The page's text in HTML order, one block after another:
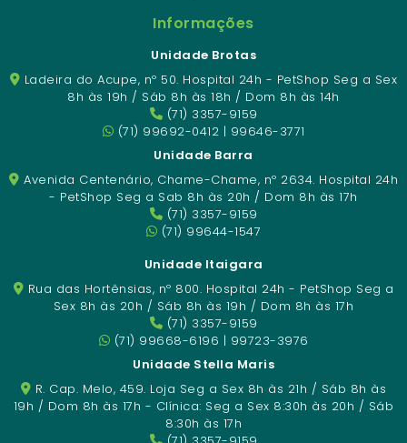
Informações
Unidade Brotas
Ladeira do Acupe, nº 50. Hospital 24h - PetShop Seg a Sex
8h às 19h / Sáb 8h às 18h / Dom 8h às 14h
(71) 3357-9159
(71) 99692-0412 | 99646-3771
Unidade Barra
Avenida Centenário, Chame-Chame, nº 2634. Hospital 24h
- PetShop Seg a Sab 8h às 20h / Dom 8h às 17h
(71) 3357-9159
(71) 99644-1547
Unidade Itaigara
Rua das Hortênsias, nº 800. Hospital 24h - PetShop Seg a
Sex 8h às 20h / Sáb 8h às 19h / Dom 8h às 17h
(71) 3357-9159
(71) 99668-6196 | 99723-3976
Unidade Stella Maris
R. Cap. Melo, 459. Loja Seg a Sex 8h às 21h / Sáb 8h às
19h / Dom 8h às 17h - Clínica: Seg a Sex 8:30h às 20h / Sáb
8:30h às 17h